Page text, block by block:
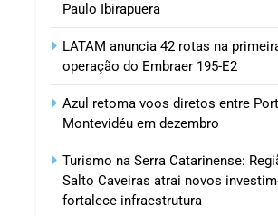
Paulo Ibirapuera
LATAM anuncia 42 rotas na
operação do Embraer 195-E2
Azul retoma voos diretos entre
Montevidéu em dezembro
Turismo na Serra Catarinense:
Salto Caveiras atrai novos
fortalece infraestrutura